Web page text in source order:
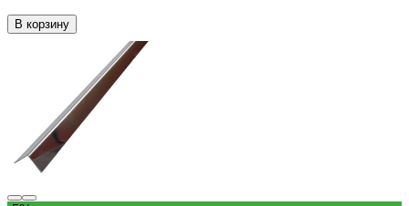
В корзину